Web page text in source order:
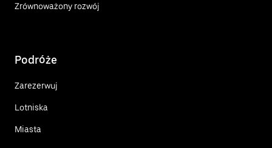
Zrównoważony rozwój
Podróże
Zarezerwuj
Lotniska
Miasta